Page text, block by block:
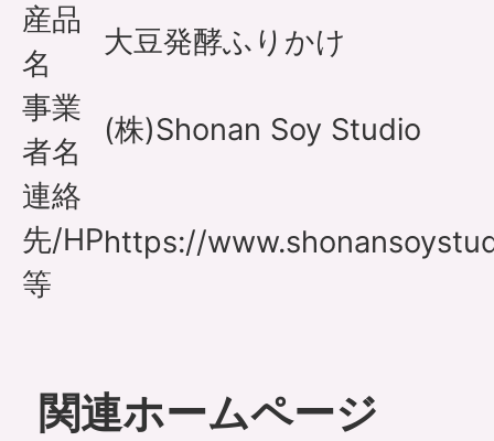
産品
名
大豆発酵ふりかけ
事業
者名
(株)Shonan Soy Studio
連絡
先/HP
等
https://
関連ホームページ